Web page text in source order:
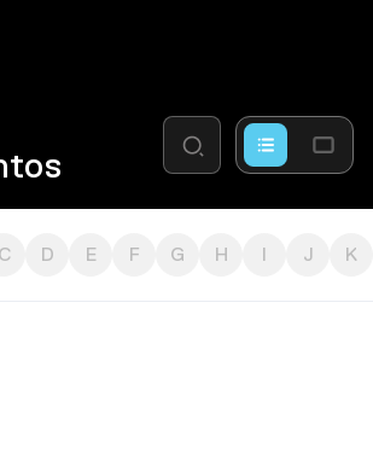
C D E F G H I J K